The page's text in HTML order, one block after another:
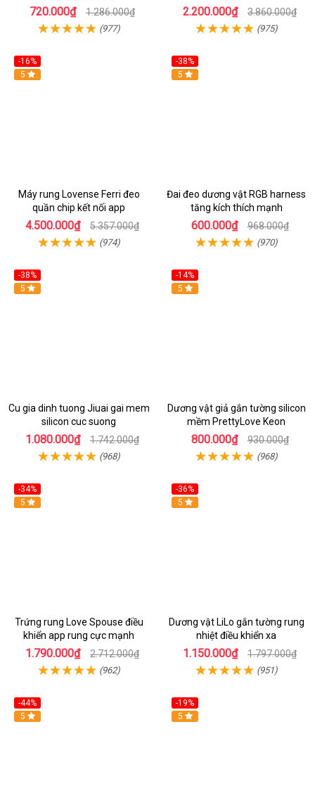
720.000₫ 1.286.000₫
(977)
2.200.000₫ 3.860.000₫
(975)
-16%
Hot
5
Máy rung Lovense Ferri đeo
quần chip kết nối app
4.500.000₫ 5.357.000₫
(974)
-38%
Hot
5
Đai đeo dương vật RGB harness
tăng kích thích mạnh
600.000₫ 968.000₫
(970)
-38%
5
Cu gia dinh tuong Jiuai gai mem
silicon cuc suong
1.080.000₫ 1.742.000₫
(968)
-14%
5
Dương vật giả gắn tường silicon
mềm PrettyLove Keon
800.000₫ 930.000₫
(968)
-34%
5
Trứng rung Love Spouse điều
khiển app rung cực mạnh
1.790.000₫ 2.712.000₫
(962)
-36%
5
Dương vật LiLo gắn tường rung
nhiệt điều khiển xa
1.150.000₫ 1.797.000₫
(951)
-44%
Hot
5
-19%
Hot
5